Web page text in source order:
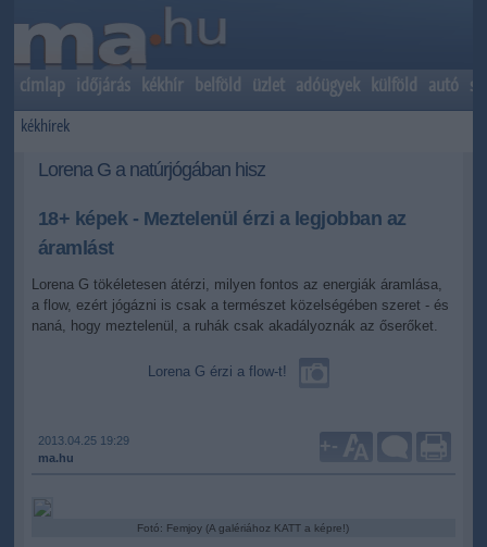
címlap időjárás kékhír belföld üzlet adóügyek külföld autó
kékhírek
Lorena G a natúrjógában hisz
18+ képek - Meztelenül érzi a legjobban az
áramlást
Lorena G tökéletesen átérzi, milyen fontos az energiák áramlása,
a flow, ezért jógázni is csak a természet közelségében szeret - és
naná, hogy meztelenül, a ruhák csak akadályoznák az őserőket.
Lorena G érzi a flow-t!
2013.04.25 19:29
ma.hu
+-
Fotó: Femjoy (A galériához KATT a képre!)